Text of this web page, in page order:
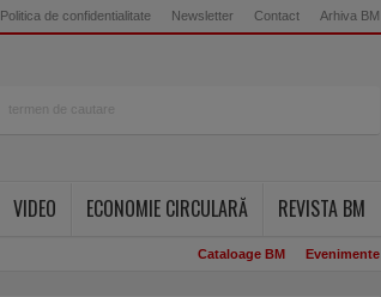
Politica de confidentialitate Newsletter Contact Arhiva BM
VIDEO ECONOMIE CIRCULARĂ REVISTA BM
Cataloage BM Evenimente